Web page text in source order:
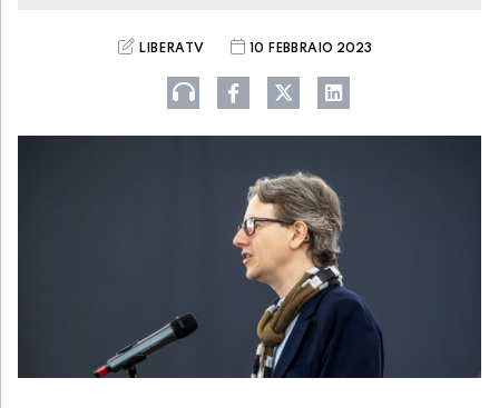
LIBERATV 10 FEBBRAIO 2023